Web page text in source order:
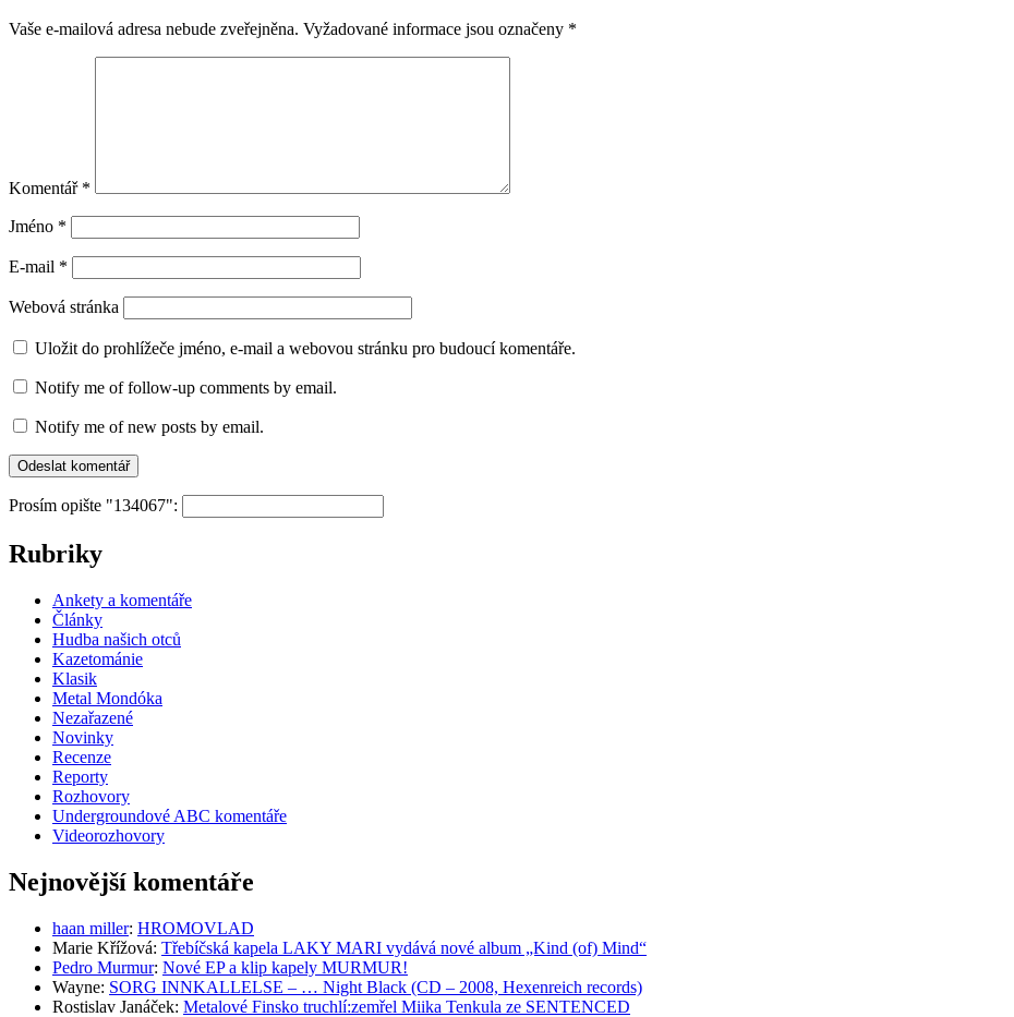
Vaše e-mailová adresa nebude zveřejněna. Vyžadované informace jsou označeny *
Komentář *
Jméno *
E-mail *
Webová stránka
Uložit do prohlížeče jméno, e-mail a webovou stránku pro budoucí komentáře.
Notify me of follow-up comments by email.
Notify me of new posts by email.
Prosím opište "134067":
Rubriky
Ankety a komentáře
Články
Hudba našich otců
Kazetománie
Klasik
Metal Mondóka
Nezařazené
Novinky
Recenze
Reporty
Rozhovory
Undergroundové ABC komentáře
Videorozhovory
Nejnovější komentáře
haan miller: HROMOVLAD
Marie Křížová: Třebíčská kapela LAKY MARI vydává nové album „Kind (of) Mind“
Pedro Murmur: Nové EP a klip kapely MURMUR!
Wayne: SORG INNKALLELSE – … Night Black (CD – 2008, Hexenreich records)
Rostislav Janáček: Metalové Finsko truchlí:zemřel Miika Tenkula ze SENTENCED